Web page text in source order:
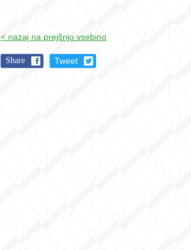
< nazaj na prejšnjo vsebino
Share Tweet